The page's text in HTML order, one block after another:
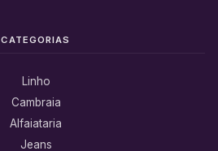
CATEGORIAS
Linho
Cambraia
Alfaiataria
Jeans